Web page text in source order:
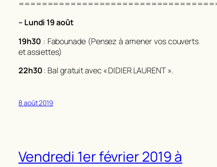
– Lundi 19 août
19h30 : Fabounade (Pensez à amener vos couverts
et assiettes)
22h30: Bal gratuit avec « DIDIER LAURENT ».
8 août 2019
Vendredi 1er février 2019 à